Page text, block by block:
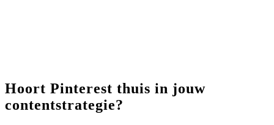
Hoort Pinterest thuis in jouw
contentstrategie?